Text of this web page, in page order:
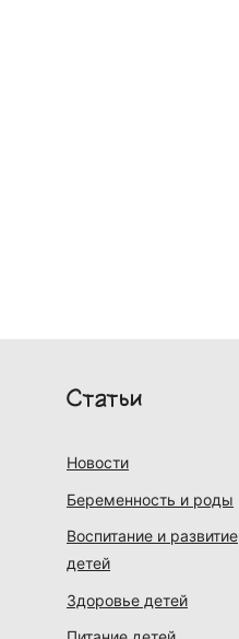
Статьи
Новости
Беременность и роды
Воспитание и развитие
детей
Здоровье детей